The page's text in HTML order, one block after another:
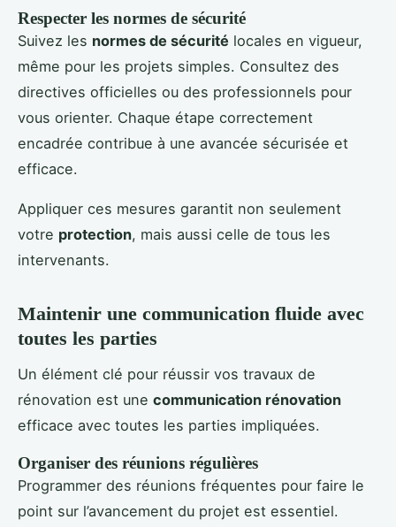
Respecter les normes de sécurité
Suivez les normes de sécurité locales en vigueur,
même pour les projets simples. Consultez des
directives officielles ou des professionnels pour
vous orienter. Chaque étape correctement
encadrée contribue à une avancée sécurisée et
efficace.
Appliquer ces mesures garantit non seulement
votre protection, mais aussi celle de tous les
intervenants.
Maintenir une communication fluide avec
toutes les parties
Un élément clé pour réussir vos travaux de
rénovation est une communication rénovation
efficace avec toutes les parties impliquées.
Organiser des réunions régulières
Programmer des réunions fréquentes pour faire le
point sur l’avancement du projet est essentiel.